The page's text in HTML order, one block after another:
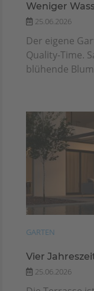
Weniger
25.06.2026
Der eigene
Quality-Time.
blühende
GARTEN
Vier
25.06.2026